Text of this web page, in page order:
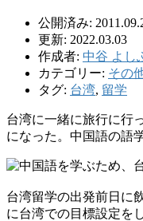
公開済み:
更新: 2022.03.03
作成者: 中谷 よし
カテゴリー: その
タグ: 台湾, 留学
台湾に一緒に旅行に行
になった。中国語の語
台湾留学の出発前日に
に台湾での目標設定を